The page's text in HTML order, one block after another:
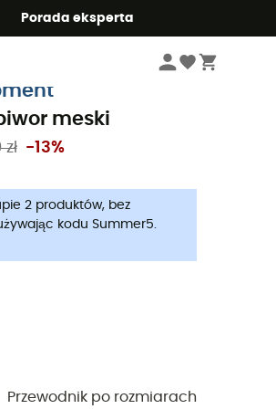
Porada eksperta
meski
-13%
2 produktów, bez
kodu Summer5.
Przewodnik po rozmiarach